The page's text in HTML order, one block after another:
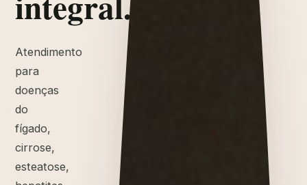
Atendimento
para
doenças
do
fígado,
cirrose,
esteatose,